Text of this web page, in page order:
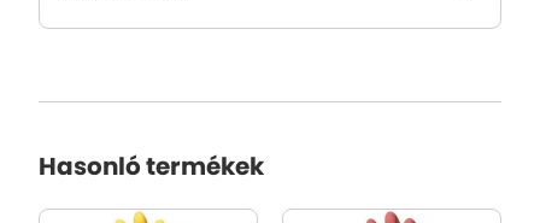
Hasonló termékek